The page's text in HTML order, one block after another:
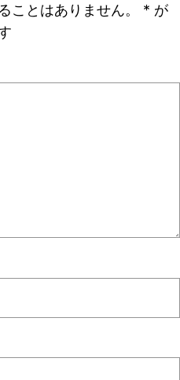
ことはありません。 * が